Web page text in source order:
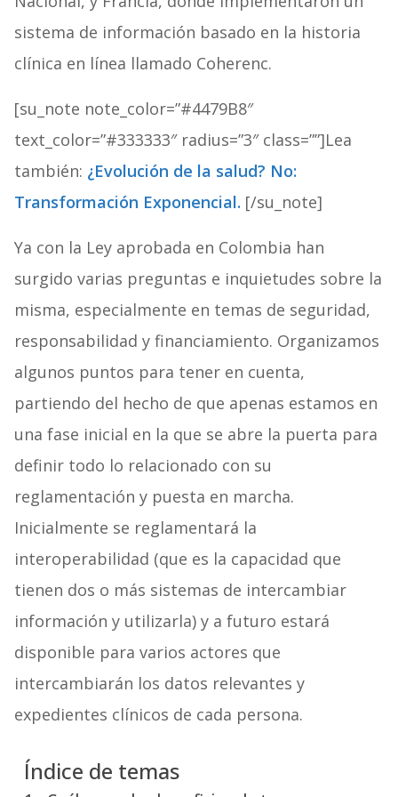
sistema de información basado en la historia
clínica en línea llamado Coherenc.
[su_note note_color=”#4479B8″
text_color=”#333333″ radius=”3″ class=””]Lea
también: ¿Evolución de la salud? No:
Transformación Exponencial. [/su_note]
Ya con la Ley aprobada en Colombia han
surgido varias preguntas e inquietudes sobre la
misma, especialmente en temas de seguridad,
responsabilidad y financiamiento. Organizamos
algunos puntos para tener en cuenta,
partiendo del hecho de que apenas estamos en
una fase inicial en la que se abre la puerta para
definir todo lo relacionado con su
reglamentación y puesta en marcha.
Inicialmente se reglamentará la
interoperabilidad (que es la capacidad que
tienen dos o más sistemas de intercambiar
información y utilizarla) y a futuro estará
disponible para varios actores que
intercambiarán los datos relevantes y
expedientes clínicos de cada persona.
Índice de temas